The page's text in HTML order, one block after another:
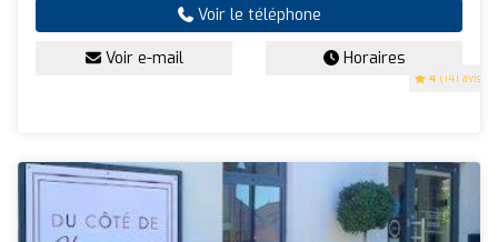
4 (141 avis)
Voir le téléphone
Voir e-mail Horaires